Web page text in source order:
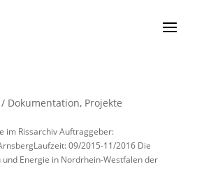
Dokumentation, Projekte
im Rissarchiv Auftraggeber:
09/2015-11/2016 Die
Energie in Nordrhein-Westfalen der